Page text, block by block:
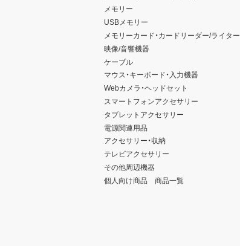
メモリー
USBメモリー
メモリーカード・カードリーダー/ライター
映像/音響機器
ケーブル
マウス・キーボード・入力機器
Webカメラ・ヘッドセット
スマートフォンアクセサリー
タブレットアクセサリー
電源関連用品
アクセサリー・収納
テレビアクセサリー
その他周辺機器
個人向け商品 商品一覧